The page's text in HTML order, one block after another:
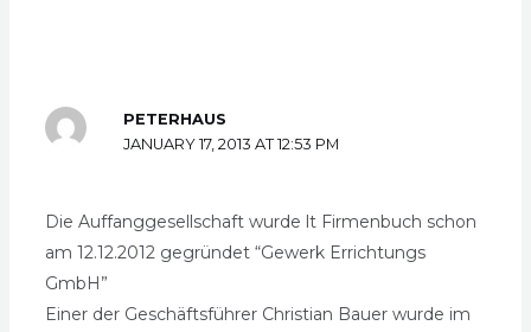
PETERHAUS
JANUARY 17, 2013 AT 12:53 PM
Die Auffanggesellschaft wurde lt Firmenbuch schon
am 12.12.2012 gegründet “Gewerk Errichtungs
GmbH”
Einer der Geschäftsführer Christian Bauer wurde im